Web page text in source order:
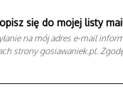
się do mojej listy
na mój adres e-mail
strony gosiawaniek.pl.